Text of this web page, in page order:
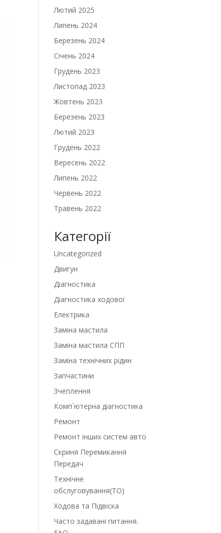
Лютий 2025
Липень 2024
Березень 2024
Січень 2024
Грудень 2023
Листопад 2023
Жовтень 2023
Березень 2023
Лютий 2023
Грудень 2022
Вересень 2022
Липень 2022
Червень 2022
Травень 2022
Категорії
Uncategorized
Двигун
Діагностика
Діагностика ходової
Електрика
Заміна мастила
Заміна мастила СПП
Заміна технічних рідин
Запчастини
Зчеплення
Комп`ютерна діагностика
Ремонт
Ремонт інших систем авто
Скриня Перемикання
Передач
Технічне
обслуговування(ТО)
Ходова та Підвіска
Часто задавані питання.